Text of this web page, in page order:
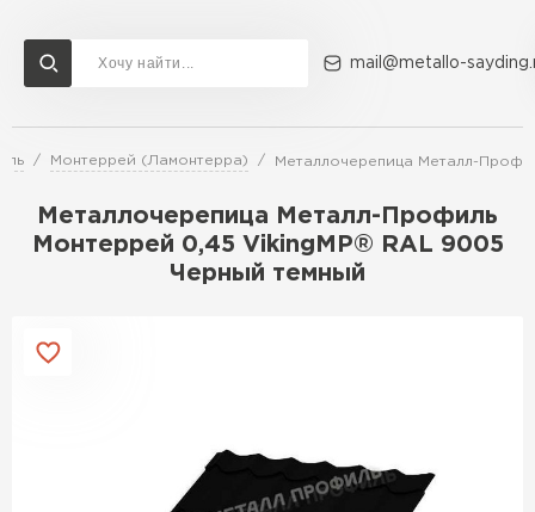
mail@metallo-
Монтеррей (Ламонтерра) Металлочерепица Металл-
Металлочерепица Металл-Профиль
Монтеррей 0,45 VikingMP® RAL 9005
Черный темный
Доставка и оплата Акции О компании Контакты
Перейти в каталог